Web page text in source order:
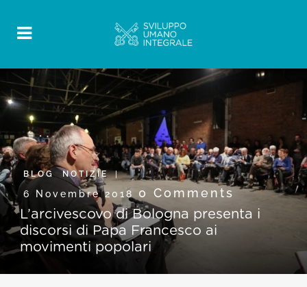
BLOG,NOTIZIE
6 Novembre 2018 0 Comments
L’arcivescovo di Bologna presenta i
discorsi di Papa Francesco ai
movimenti popolari